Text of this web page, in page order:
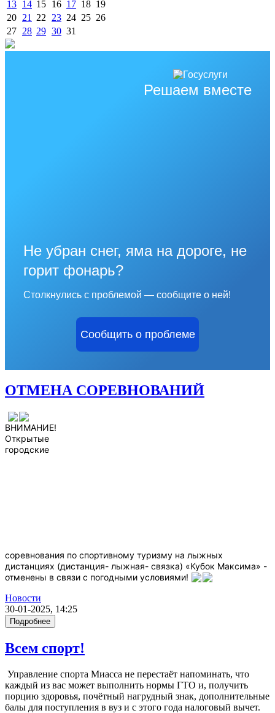
13 14 15 16 17 18 19
20 21 22 23 24 25 26
27 28 29 30 31
Решаем вместе
Не убран снег, яма на дороге, не
горит фонарь?
Столкнулись с проблемой — сообщите о ней!
Сообщить о проблеме
ОТМЕНА СОРЕВНОВАНИЙ
ВНИМАНИЕ!
Открытые
городские
соревнования по спортивному туризму на лыжных
дистанциях (дистанция- лыжная- связка) «Кубок Максима» -
отменены в связи с погодными условиями!
Новости
30-01-2025, 14:25
Подробнее
Всем спорт!
Управление спорта Миасса не перестаёт напоминать, что
каждый из вас может выполнить нормы ГТО и, получить
порцию здоровья, почётный нагрудный знак, дополнительные
балы для поступления в вуз и с этого года налоговый вычет.